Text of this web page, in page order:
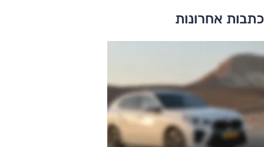
כתבות אחרונות